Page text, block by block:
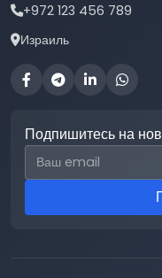
+972 123 456 789
Израиль
Подпишитесь на
Email для подписки